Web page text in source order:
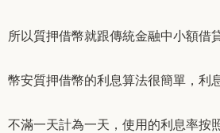
所以質押借幣就跟傳統金融中小額借
幣安質押借幣的利息算法很簡單，利
不滿一天計為一天，使用的利息率按